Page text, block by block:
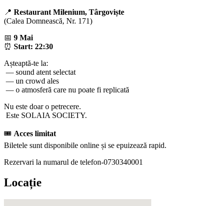
📍 Restaurant Milenium, Târgoviște
(Calea Domnească, Nr. 171)
📅 9 Mai
⏰ Start: 22:30
Așteaptă-te la:
— sound atent selectat
— un crowd ales
— o atmosferă care nu poate fi replicată
Nu este doar o petrecere.
Este SOLAIA SOCIETY.
🎟 Acces limitat
Biletele sunt disponibile online și se epuizează rapid.
Rezervari la numarul de telefon-0730340001
Locație